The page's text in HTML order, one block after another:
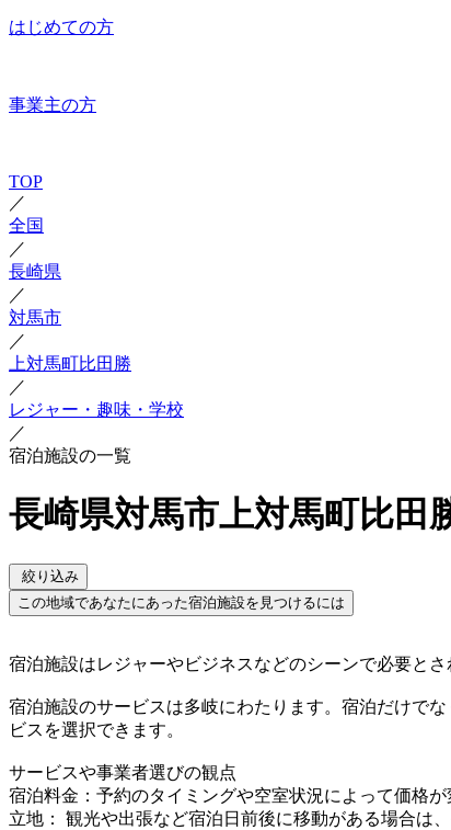
はじめての方
事業主の方
TOP
／
全国
／
長崎県
／
対馬市
／
上対馬町比田勝
／
レジャー・趣味・学校
／
宿泊施設の一覧
長崎県対馬市上対馬町比田
絞り込み
この地域であなたにあった宿泊施設を見つけるには
宿泊施設はレジャーやビジネスなどのシーンで必要と
宿泊施設のサービスは多岐にわたります。宿泊だけで
ビスを選択できます。
サービスや事業者選びの観点
宿泊料金：予約のタイミングや空室状況によって価格
立地： 観光や出張など宿泊日前後に移動がある場合は